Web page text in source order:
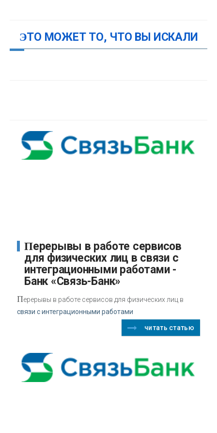
ЭТО МОЖЕТ ТО, ЧТО ВЫ ИСКАЛИ
Перерывы в работе сервисов
для физических лиц в связи с
интеграционными работами -
Банк «Связь-Банк»
Перерывы в работе сервисов для физических лиц в
связи с интеграционными работами
читать статью